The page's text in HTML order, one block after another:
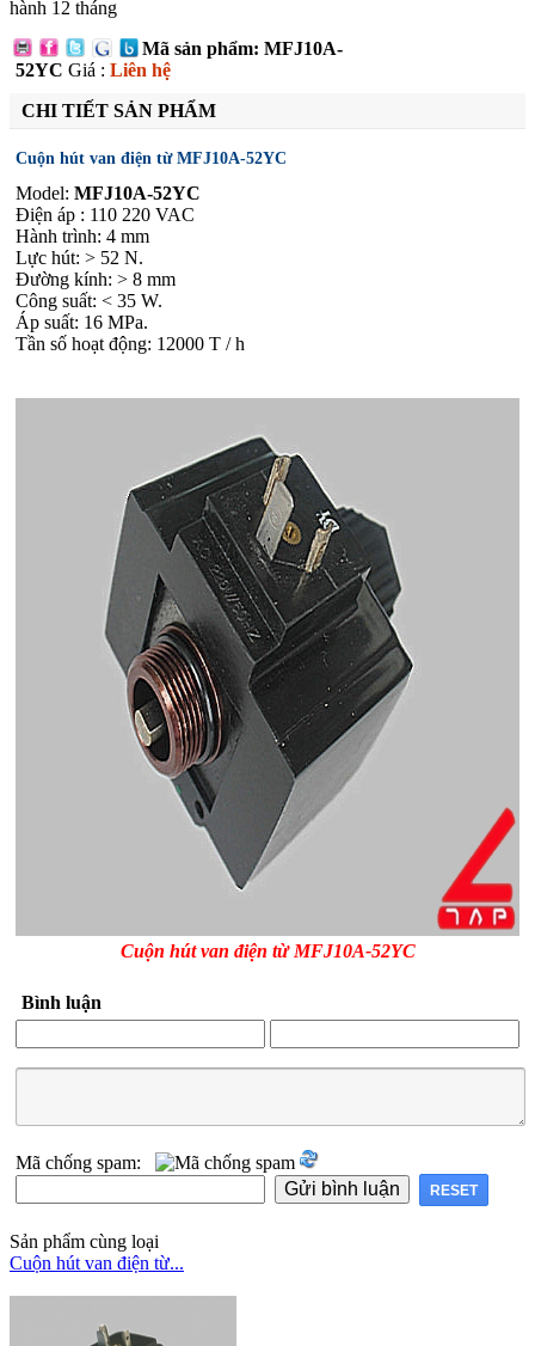
hành 12 tháng
Mã sản phẩm: MFJ10A-
52YC Giá : Liên hệ
CHI TIẾT SẢN PHẨM
Cuộn hút van điện từ MFJ10A-52YC
Model: MFJ10A-52YC
Điện áp : 110 220 VAC
Hành trình: 4 mm
Lực hút: > 52 N.
Đường kính: > 8 mm
Công suất: < 35 W.
Áp suất: 16 MPa.
Tần số hoạt động: 12000 T / h
Cuộn hút van điện từ MFJ10A-52YC
Bình luận
Mã chống spam:
Sản phẩm cùng loại
Cuộn hút van điện từ...